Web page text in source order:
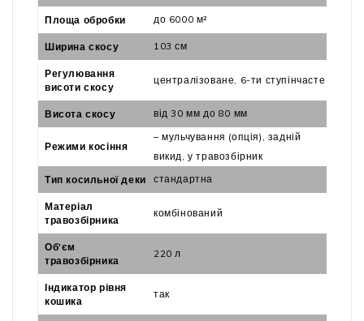
Площа обробки до 6000 м²
Ширина скосу 103 см
Регулювання
висоти скосу
централізоване, 6-ти ступінчасте
Висота скосу від 30 мм до 80 мм
Режими косіння
– мульчування (опція), задній
викид, у травозбірник
Тип косильної деки
стандартна
Матеріал
травозбірника
комбінований
Об'єм
травозбірника
220 л
Індикатор рівня
кошика
так